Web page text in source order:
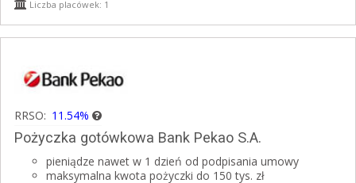
Liczba placówek: 1
RRSO: 11.54%
Pożyczka gotówkowa Bank Pekao S.A.
pieniądze nawet w 1 dzień od podpisania umowy
maksymalna kwota pożyczki do 150 tys. zł